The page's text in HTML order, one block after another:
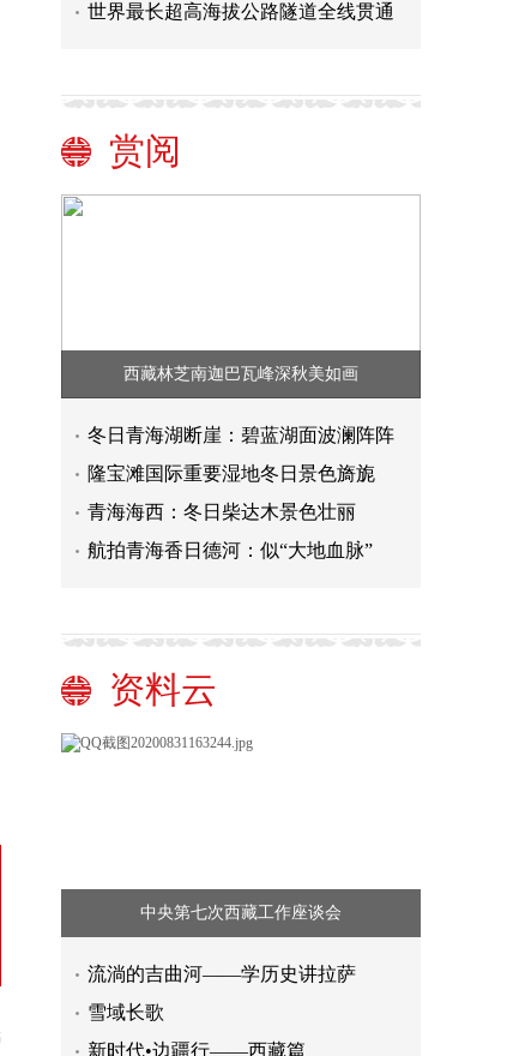
世界最长超高海拔公路隧道全线贯通
赏阅
西藏林芝南迦巴瓦峰深秋美如画
冬日青海湖断崖：碧蓝湖面波澜阵阵
隆宝滩国际重要湿地冬日景色旖旎
青海海西：冬日柴达木景色壮丽
航拍青海香日德河：似“大地血脉”
资料云
中央第七次西藏工作座谈会
流淌的吉曲河——学历史讲拉萨
雪域长歌
新时代•边疆行——西藏篇